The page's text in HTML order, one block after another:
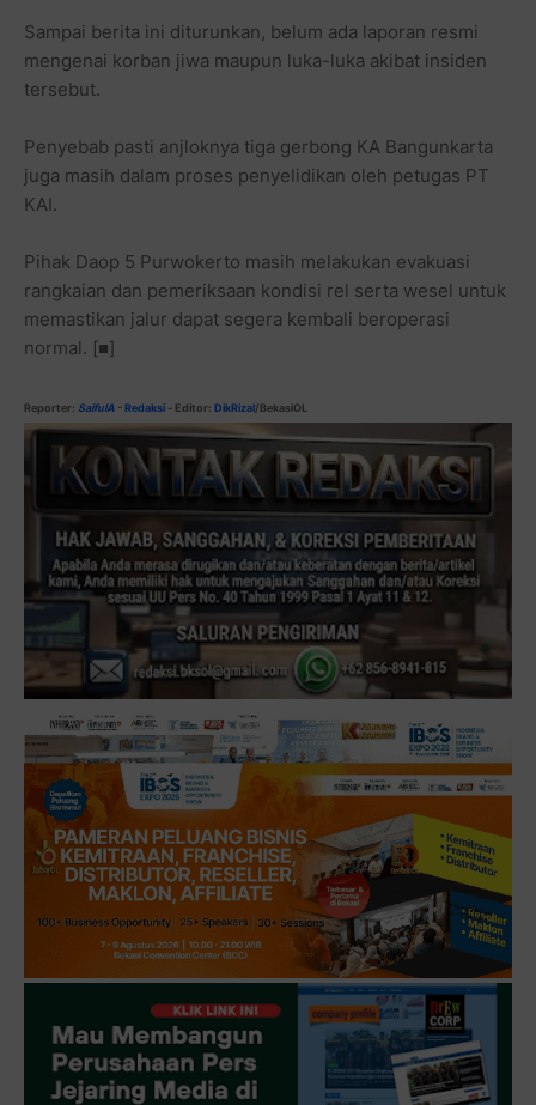
Sampai berita ini diturunkan, belum ada laporan resmi
mengenai korban jiwa maupun luka-luka akibat insiden
tersebut.
Penyebab pasti anjloknya tiga gerbong KA Bangunkarta
juga masih dalam proses penyelidikan oleh petugas PT
KAI.
Pihak Daop 5 Purwokerto masih melakukan evakuasi
rangkaian dan pemeriksaan kondisi rel serta wesel untuk
memastikan jalur dapat segera kembali beroperasi
normal. [■]
Reporter: SaifulA -Redaksi - Editor: DikRizal/BekasiOL